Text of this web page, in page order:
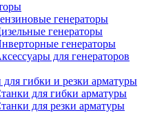
генераторы
генераторы
генераторы
для генераторов
для гибки и резки арматуры
для гибки арматуры
для резки арматуры